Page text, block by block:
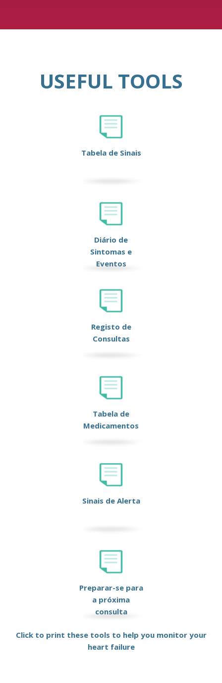
USEFUL TOOLS
Tabela de Sinais
Diário de
Sintomas e
Eventos
Registo de
Consultas
Tabela de
Medicamentos
Sinais de Alerta
Preparar-se para
a próxima
consulta
Click to print these tools to help you monitor your
heart failure